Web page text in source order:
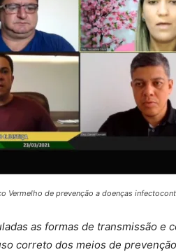
Vermelho de prevenção a doenças
as formas de transmissão e
correto dos meios de